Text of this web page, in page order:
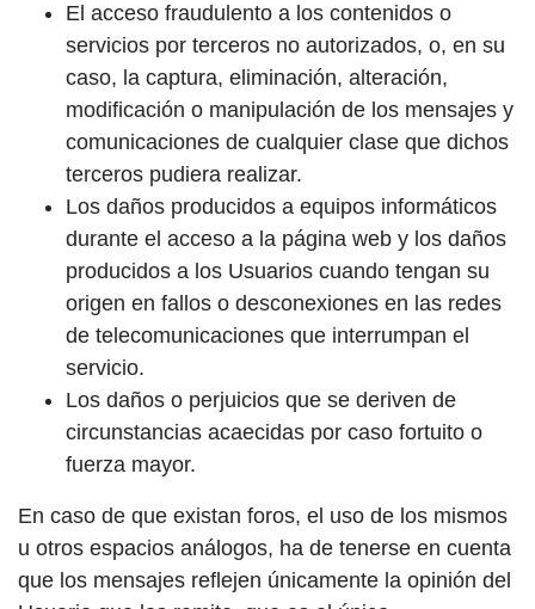
El acceso fraudulento a los contenidos o
servicios por terceros no autorizados, o, en su
caso, la captura, eliminación, alteración,
modificación o manipulación de los mensajes y
comunicaciones de cualquier clase que dichos
terceros pudiera realizar.
Los daños producidos a equipos informáticos
durante el acceso a la página web y los daños
producidos a los Usuarios cuando tengan su
origen en fallos o desconexiones en las redes
de telecomunicaciones que interrumpan el
servicio.
Los daños o perjuicios que se deriven de
circunstancias acaecidas por caso fortuito o
fuerza mayor.
En caso de que existan foros, el uso de los mismos
u otros espacios análogos, ha de tenerse en cuenta
que los mensajes reflejen únicamente la opinión del